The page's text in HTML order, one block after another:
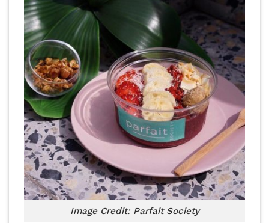
Image Credit: Parfait Society